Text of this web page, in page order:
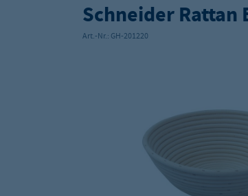
Schneider
Art.-Nr.: GH-201220